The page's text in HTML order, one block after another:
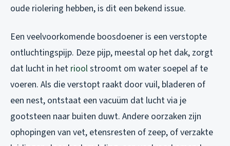
oude riolering hebben, is dit een bekend issue.
Een veelvoorkomende boosdoener is een verstopte
ontluchtingspijp. Deze pijp, meestal op het dak, zorgt
dat lucht in het rioolstroomt om water soepel af te
voeren. Als die verstopt raakt door vuil, bladeren of
een nest, ontstaat een vacuüm dat lucht via je
gootsteen naar buiten duwt. Andere oorzaken zijn
ophopingen van vet, etensresten of zeep, of verzakte